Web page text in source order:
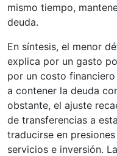
mismo tiempo,
deuda.
En síntesis, el menor
explica por un gasto
por un costo
a contener la deuda
obstante, el ajuste
de transferencias a
traducirse en
servicios e inversión.